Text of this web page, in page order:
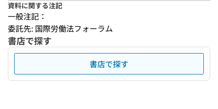
資料に関する注記
一般注記：
委託先: 国際労働法フォーラム
書店で探す
書店で探す